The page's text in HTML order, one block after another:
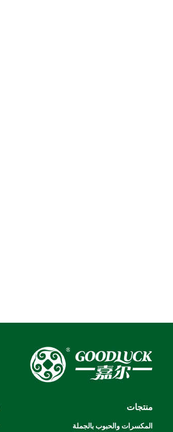
منتجات
المكسرات والحبوب بالجملة